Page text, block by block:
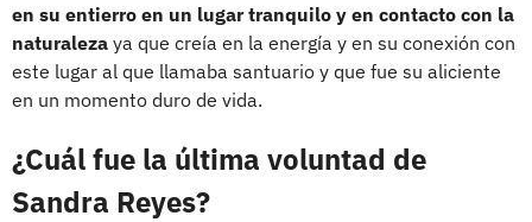
en su entierro en un lugar tranquilo y en contacto con la
naturaleza ya que creía en la energía y en su conexión con
este lugar al que llamaba santuario y que fue su aliciente
en un momento duro de vida.
¿Cuál fue la última voluntad de
Sandra Reyes?